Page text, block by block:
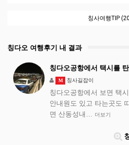
칭사여행TIP
칭다오 여행후기 내 결과
칭다오공항에서 택시를
M 칭사길잡이
칭다오공항에서 보면 택
안내원도 있고 타는곳도
면 산동성내…
더보기